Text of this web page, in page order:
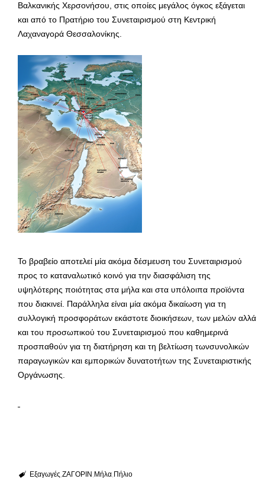
Βαλκανικής Χερσονήσου, στις οποίες μεγάλος όγκος εξάγεται
και από το Πρατήριο του Συνεταιρισμού στη Κεντρική
Λαχαναγορά Θεσσαλονίκης.
Το βραβείο αποτελεί μία ακόμα δέσμευση του Συνεταιρισμού
προς το καταναλωτικό κοινό για την διασφάλιση της
υψηλότερης ποιότητας στα μήλα και στα υπόλοιπα προϊόντα
που διακινεί. Παράλληλα είναι μία ακόμα δικαίωση για τη
συλλογική προσφοράτων εκάστοτε διοικήσεων, των μελών αλλά
και του προσωπικού του Συνεταιρισμού που καθημερινά
προσπαθούν για τη διατήρηση και τη βελτίωση τωνσυνολικών
παραγωγικών και εμπορικών δυνατοτήτων της Συνεταιριστικής
Οργάνωσης.
Εξαγωγές ΖΑΓΟΡΙΝ Μήλα Πήλιο